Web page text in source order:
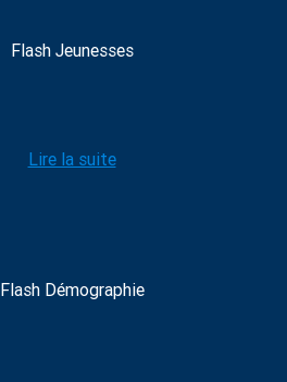
Flash Jeunesses
Lire la suite
Flash Démographie